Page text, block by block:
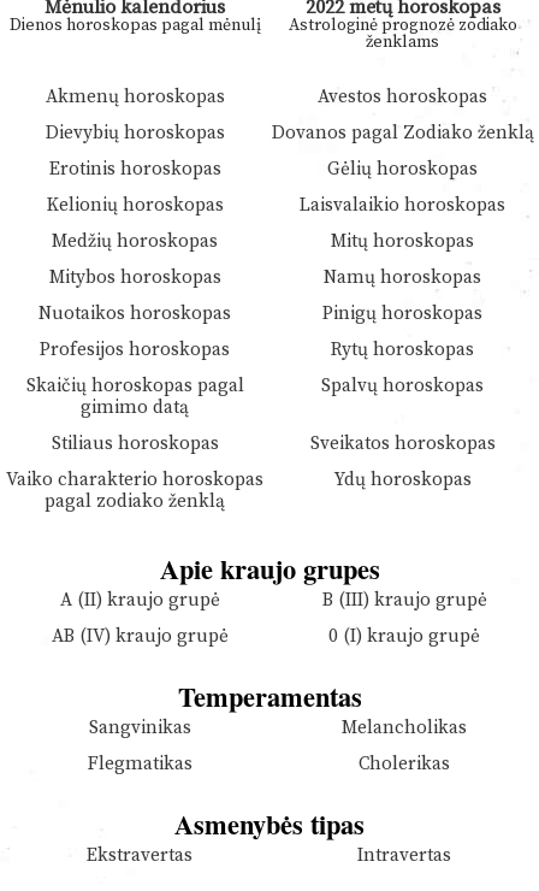
Mėnulio kalendorius
Dienos horoskopas pagal mėnulį
2022 metų horoskopas
Astrologinė prognozė zodiako
ženklams
Akmenų horoskopas
Avestos horoskopas
Dievybių horoskopas
Dovanos pagal Zodiako ženklą
Erotinis horoskopas
Gėlių horoskopas
Kelionių horoskopas
Laisvalaikio horoskopas
Medžių horoskopas
Mitų horoskopas
Mitybos horoskopas
Namų horoskopas
Nuotaikos horoskopas
Pinigų horoskopas
Profesijos horoskopas
Rytų horoskopas
Skaičių horoskopas pagal
gimimo datą
Spalvų horoskopas
Stiliaus horoskopas
Sveikatos horoskopas
Vaiko charakterio horoskopas
pagal zodiako ženklą
Ydų horoskopas
Apie kraujo grupes
A (II) kraujo grupė
B (III) kraujo grupė
AB (IV) kraujo grupė
0 (I) kraujo grupė
Temperamentas
Sangvinikas
Melancholikas
Flegmatikas
Cholerikas
Asmenybės tipas
Ekstravertas Intravertas